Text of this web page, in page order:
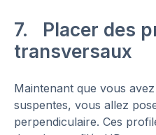
7. Placer des
transversaux
Maintenant que vous
suspentes, vous allez
perpendiculaire. Ces